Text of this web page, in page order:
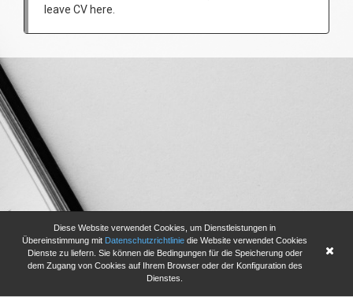
Diese Website verwendet Cookies, um Dienstleistungen in
Übereinstimmung mit Datenschutzrichtlinie die Website verwendet Cookies
Dienste zu liefern. Sie können die Bedingungen für die Speicherung oder
dem Zugang von Cookies auf Ihrem Browser oder der Konfiguration des
Dienstes.
leave CV here.